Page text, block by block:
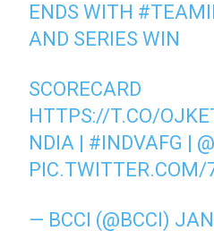
ENDS WITH
AND SERIES WIN
SCORECARD
HTTPS://T.CO/
NDIA
#INDVAFG
PIC.TWITTER.COM/
— BCCI (@BCCI)